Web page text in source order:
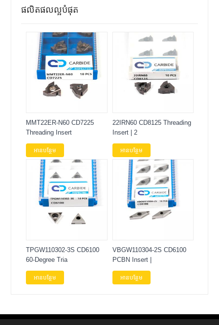
ផលិតផលល្អបំផុត
MMT22ER-N60 CD7225
Threading Insert
អានបន្ថែម
22IRN60 CD8125 Threading
Insert | 2
អានបន្ថែម
TPGW110302-3S CD6100
60-Degree Tria
អានបន្ថែម
VBGW110304-2S CD6100
PCBN Insert |
អានបន្ថែម